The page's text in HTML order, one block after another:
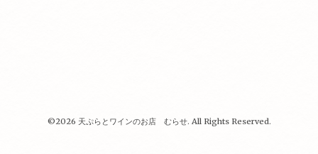
©2026 天ぷらとワインのお店 むらせ. All Rights Reserved.